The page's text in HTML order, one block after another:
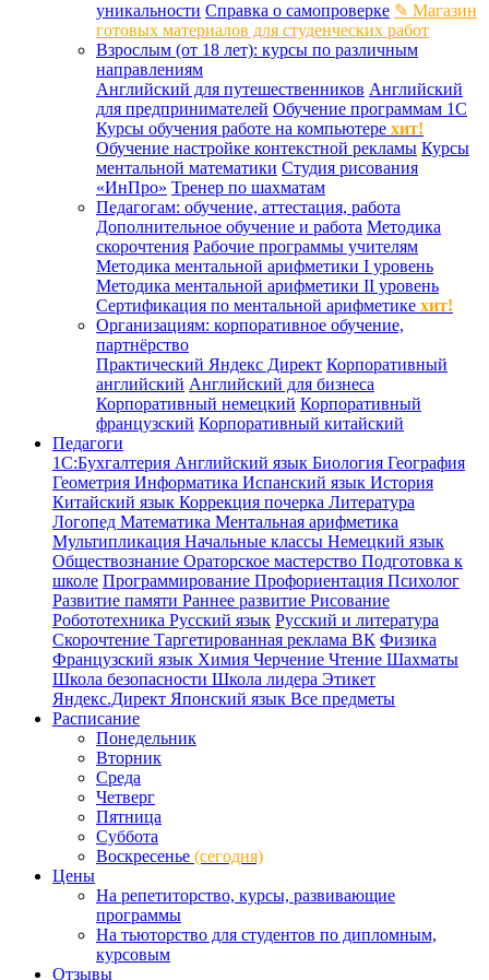
уникальности Справка о самопроверке ✎ Магазин
готовых материалов для студенческих работ
Взрослым (от 18 лет): курсы по различным
направлениям
Английский для путешественников Английский
для предпринимателей Обучение программам 1С
Курсы обучения работе на компьютере хит!
Обучение настройке контекстной рекламы Курсы
ментальной математики Студия рисования
«ИнПро» Тренер по шахматам
Педагогам: обучение, аттестация, работа
Дополнительное обучение и работа Методика
скорочтения Рабочие программы учителям
Методика ментальной арифметики I уровень
Методика ментальной арифметики II уровень
Сертификация по ментальной арифметике хит!
Организациям: корпоративное обучение,
партнёрство
Практический Яндекс Директ Корпоративный
английский Английский для бизнеса
Корпоративный немецкий Корпоративный
французский Корпоративный китайский
Педагоги
1С:Бухгалтерия Английский язык Биология География
Геометрия Информатика Испанский язык История
Китайский язык Коррекция почерка Литература
Логопед Математика Ментальная арифметика
Мультипликация Начальные классы Немецкий язык
Обществознание Ораторское мастерство Подготовка к
школе Программирование Профориентация Психолог
Развитие памяти Раннее развитие Рисование
Робототехника Русский язык Русский и литература
Скорочтение Таргетированная реклама ВК Физика
Французский язык Химия Черчение Чтение Шахматы
Школа безопасности Школа лидера Этикет
Яндекс.Директ Японский язык Все предметы
Расписание
Понедельник
Вторник
Среда
Четверг
Пятница
Суббота
Воскресенье (сегодня)
Цены
На репетиторство, курсы, развивающие
программы
На тьюторство для студентов по дипломным,
курсовым
Отзывы